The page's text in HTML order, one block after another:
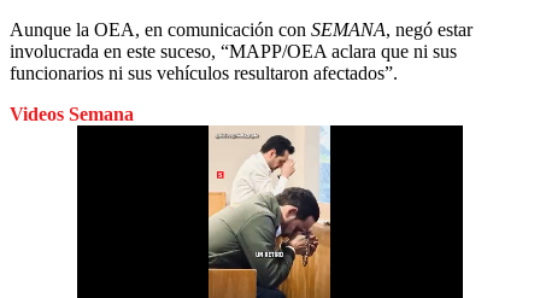
Aunque la OEA, en comunicación con SEMANA, negó estar
involucrada en este suceso, “MAPP/OEA aclara que ni sus
funcionarios ni sus vehículos resultaron afectados”.
Videos Semana